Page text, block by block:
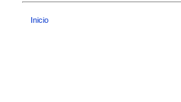
Inicio